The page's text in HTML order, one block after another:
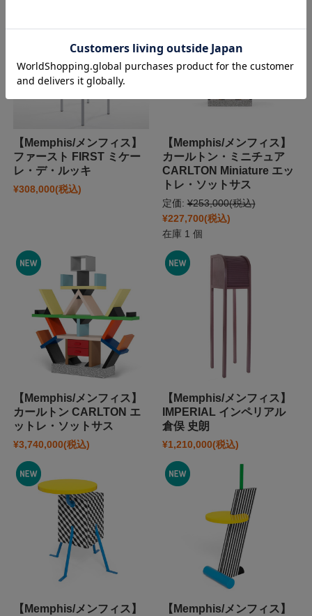
【Memphis/メンフィス】
ファースト FIRST ミケー
レ・デ・ルッキ
¥308,000(税込)
【Memphis/メンフィス】
カールトン・ミニチュア
CARLTON Miniature エッ
トレ・ソットサス
定価: ¥253,000(税込)
¥227,700(税込)
在庫 1 個
【Memphis/メンフィス】
カールトン CARLTON エ
ットレ・ソットサス
¥3,740,000(税込)
【Memphis/メンフィス】
IMPERIAL インペリアル
倉俣 史朗
¥1,210,000(税込)
【Memphis/メンフィス】
【Memphis/メンフィス】